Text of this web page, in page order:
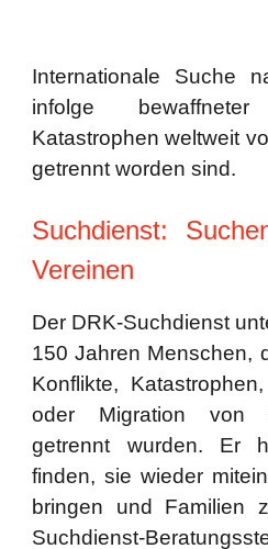
Internationale Suche
infolge
Katastrophen weltweit
getrennt worden sind.
Suchdienst:
Vereinen
Der DRK-Suchdienst
150 Jahren Menschen,
Konflikte,
oder Migration von
getrennt wurden. Er
finden, sie wieder
bringen und Familien
Suchdienst-